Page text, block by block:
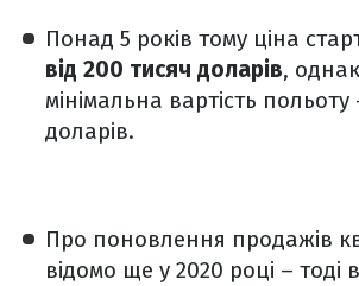
Понад 5 років тому ціна
від 200 тисяч доларів,
мінімальна вартість
доларів.
Про поновлення продажів
відомо ще у 2020 році – тоді